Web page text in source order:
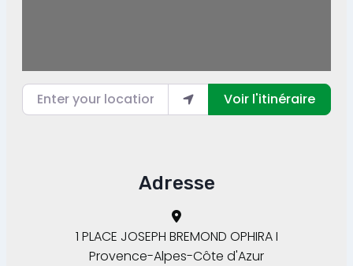
Enter your location
Voir l'itinéraire
Adresse
1 PLACE JOSEPH BREMOND OPHIRA I
Provence-Alpes-Côte d'Azur